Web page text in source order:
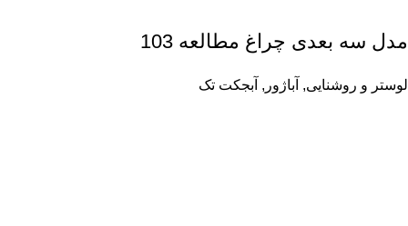
مدل سه بعدی چراغ مطالعه 103
لوستر و روشنایی, آباژور , آبجکت تک